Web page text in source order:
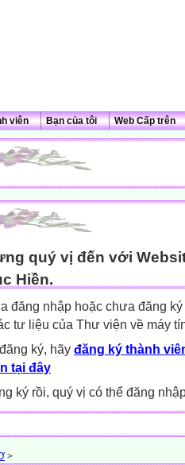
viên Bạn của tôi Web Cấp trên
quý vị đến với
Hiền.
đăng nhập hoặc chưa đăng
tư liệu của Thư viện về máy
ký, hãy đăng ký thành
tại đây
ký rồi, quý vị có thể đăng
>